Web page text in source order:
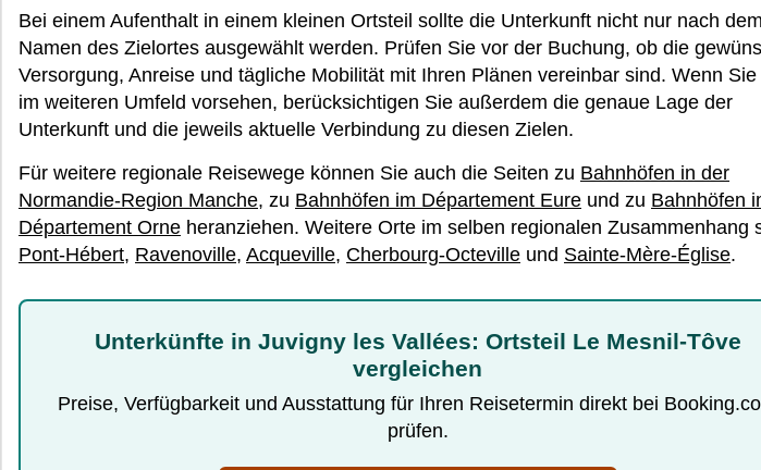
Bei einem Aufenthalt in einem kleinen Ortsteil sollte die Unterkunft nicht nur nach dem
Namen des Zielortes ausgewählt werden. Prüfen Sie vor der Buchung, ob die
Versorgung, Anreise und tägliche Mobilität mit Ihren Plänen vereinbar sind. Wenn
im weiteren Umfeld vorsehen, berücksichtigen Sie außerdem die genaue Lage der
Unterkunft und die jeweils aktuelle Verbindung zu diesen Zielen.
Für weitere regionale Reisewege können Sie auch die Seiten zu Bahnhöfen in der
Normandie-Region Manche, zu Bahnhöfen im Département Eure und zu Bahnhöfen
Département Orne heranziehen. Weitere Orte im selben regionalen Zusammenhang
Pont-Hébert, Ravenoville, Acqueville, Cherbourg-Octeville und Sainte-Mère-Église.
Unterkünfte in Juvigny les Vallées: Ortsteil Le Mesnil-Tôve
vergleichen
Preise, Verfügbarkeit und Ausstattung für Ihren Reisetermin direkt bei
prüfen.